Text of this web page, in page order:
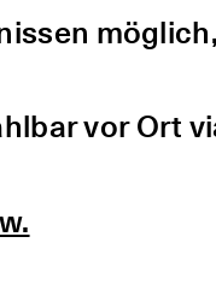
vor Ort